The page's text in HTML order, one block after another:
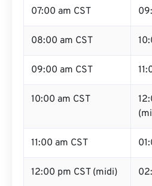
07:00 am CST
08:00 am CST
09:00 am CST
10:00 am CST
11:00 am CST
12:00 pm CST (midi)